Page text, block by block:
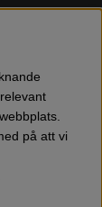
för just din
till
även
som:
häcksax,
till oss!
på att vi